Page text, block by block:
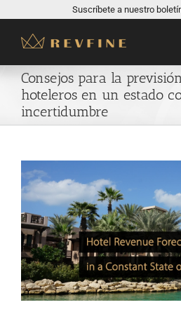
content
Suscríbete a nuestro
Consejos para la
hoteleros en un estado
incertidumbre
View
Larger
Image